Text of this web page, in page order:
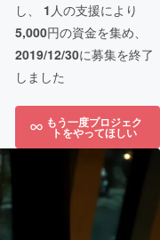
し、 1 人の支援により
5,000円の資金を集め、
2019/12/30に募集を終了
しました
もう一度プロジェク
トをやってほしい